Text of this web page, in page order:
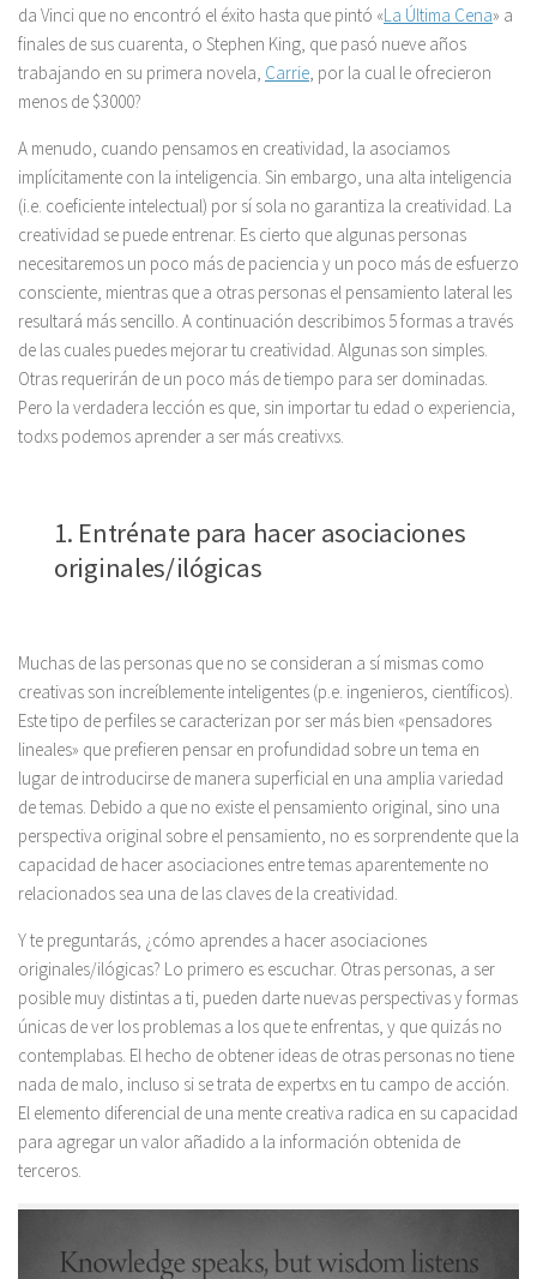
da Vinci que no encontró el éxito hasta que pintó «La Última Cena» a
finales de sus cuarenta, o Stephen King, que pasó nueve años
trabajando en su primera novela, Carrie, por la cual le ofrecieron
menos de $3000?
A menudo, cuando pensamos en creatividad, la asociamos
implícitamente con la inteligencia. Sin embargo, una alta inteligencia
(i.e. coeficiente intelectual) por sí sola no garantiza la creatividad. La
creatividad se puede entrenar. Es cierto que algunas personas
necesitaremos un poco más de paciencia y un poco más de esfuerzo
consciente, mientras que a otras personas el pensamiento lateral les
resultará más sencillo. A continuación describimos 5 formas a través
de las cuales puedes mejorar tu creatividad. Algunas son simples.
Otras requerirán de un poco más de tiempo para ser dominadas.
Pero la verdadera lección es que, sin importar tu edad o experiencia,
todxs podemos aprender a ser más creativxs.
1. Entrénate para hacer asociaciones
originales/ilógicas
Muchas de las personas que no se consideran a sí mismas como
creativas son increíblemente inteligentes (p.e. ingenieros, científicos).
Este tipo de perfiles se caracterizan por ser más bien «pensadores
lineales» que prefieren pensar en profundidad sobre un tema en
lugar de introducirse de manera superficial en una amplia variedad
de temas. Debido a que no existe el pensamiento original, sino una
perspectiva original sobre el pensamiento, no es sorprendente que la
capacidad de hacer asociaciones entre temas aparentemente no
relacionados sea una de las claves de la creatividad.
Y te preguntarás, ¿cómo aprendes a hacer asociaciones
originales/ilógicas? Lo primero es escuchar. Otras personas, a ser
posible muy distintas a ti, pueden darte nuevas perspectivas y formas
únicas de ver los problemas a los que te enfrentas, y que quizás no
contemplabas. El hecho de obtener ideas de otras personas no tiene
nada de malo, incluso si se trata de expertxs en tu campo de acción.
El elemento diferencial de una mente creativa radica en su capacidad
para agregar un valor añadido a la información obtenida de
terceros.